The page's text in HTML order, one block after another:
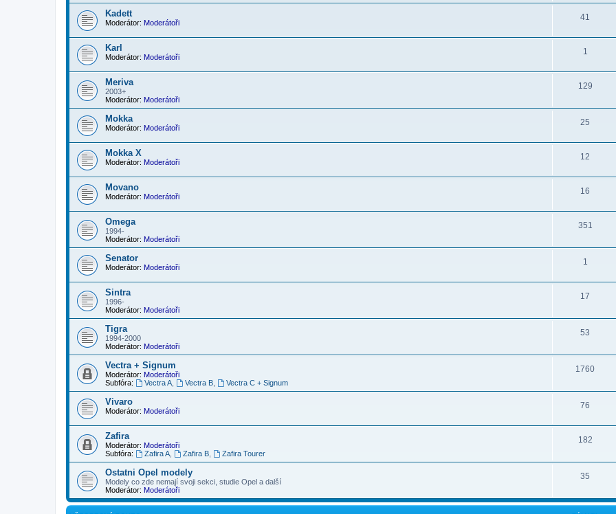
Kadett
Moderátor: Moderátoři
41
Karl
Moderátor: Moderátoři
1
Meriva
2003+
Moderátor: Moderátoři
129
Mokka
Moderátor: Moderátoři
25
Mokka X
Moderátor: Moderátoři
12
Movano
Moderátor: Moderátoři
16
Omega
1994-
Moderátor: Moderátoři
351
Senator
Moderátor: Moderátoři
1
Sintra
1996-
Moderátor: Moderátoři
17
Tigra
1994-2000
Moderátor: Moderátoři
53
Vectra + Signum
Moderátor: Moderátoři
Subfóra:
Vectra A, Vectra B, Vectra C + Signum
1760
Vivaro
Moderátor: Moderátoři
76
Zafira
Moderátor: Moderátoři
Subfóra:
Zafira A, Zafira B, Zafira Tourer
182
Ostatni Opel modely
Modely co zde nemají svoji sekci, studie Opel a další
Moderátor: Moderátoři
35